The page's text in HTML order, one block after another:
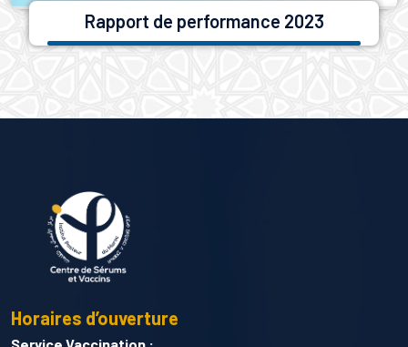
Rapport de performance 2023
Horaires d’ouverture